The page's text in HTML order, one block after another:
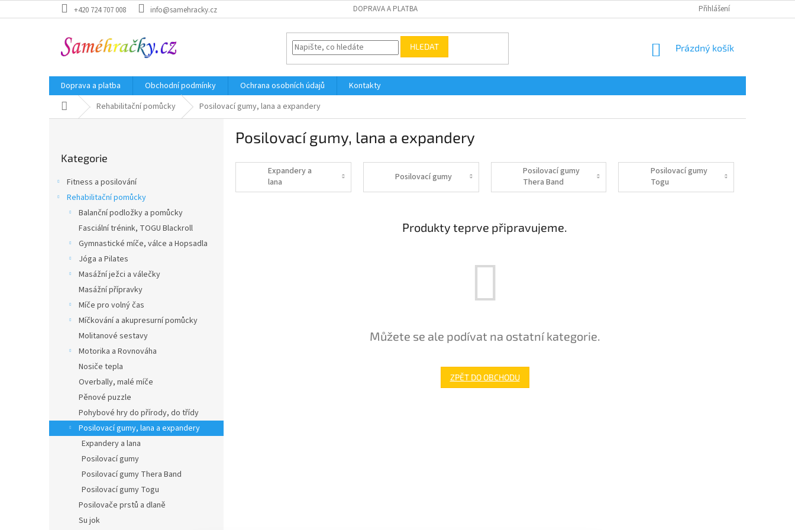
na
+420 724 707 008 info@samehracky.cz DOPRAVA A PLATBA Přihlášení
HLEDAT
NÁKUPNÍ
Prázdný košík
Doprava a platba Obchodní podmínky Ochrana osobních údajů
Kontakty
Domů Rehabilitační pomůcky Posilovací gumy, lana a expandery
kategorie
Kategorie
Fitness a posilování
Rehabilitační pomůcky
Balanční podložky a pomůcky
Fasciální trénink, TOGU Blackroll
Gymnastické míče, válce a Hopsadla
Jóga a Pilates
Masážní ježci a válečky
Masážní přípravky
Míče pro volný čas
Míčkování a akupresurní pomůcky
Molitanové sestavy
Motorika a Rovnováha
Nosiče tepla
Overbally, malé míče
Pěnové puzzle
Pohybové hry do přírody, do třídy
Posilovací gumy, lana a expandery
Expandery a lana
Posilovací gumy
Posilovací gumy Thera Band
Posilovací gumy Togu
Posilovače prstů a dlaně
Su jok
Posilovací gumy, lana a expandery
Expandery a
lana
Posilovací gumy
Posilovací gumy
Thera Band
Posilovací gumy
Togu
Produkty teprve připravujeme.
Můžete se ale podívat na ostatní kategorie.
ZPĚT DO OBCHODU